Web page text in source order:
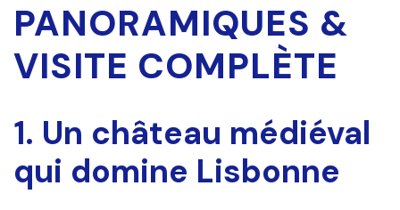
PANORAMIQUES &
VISITE COMPLÈTE
1. Un château médiéval
qui domine Lisbonne